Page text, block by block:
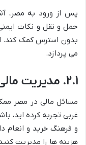
پس از ورود به مصر،
حمل و نقل و نکات
بدون استرس کمک کند.
می پردازد.
۲.۱. مدیریت مالی در مصر: از پوند تا چانه زنی
مسائل مالی در مصر
غربی تجربه کرده اید،
و فرهنگ خرید و انعام
هزینه ها را مدیریت